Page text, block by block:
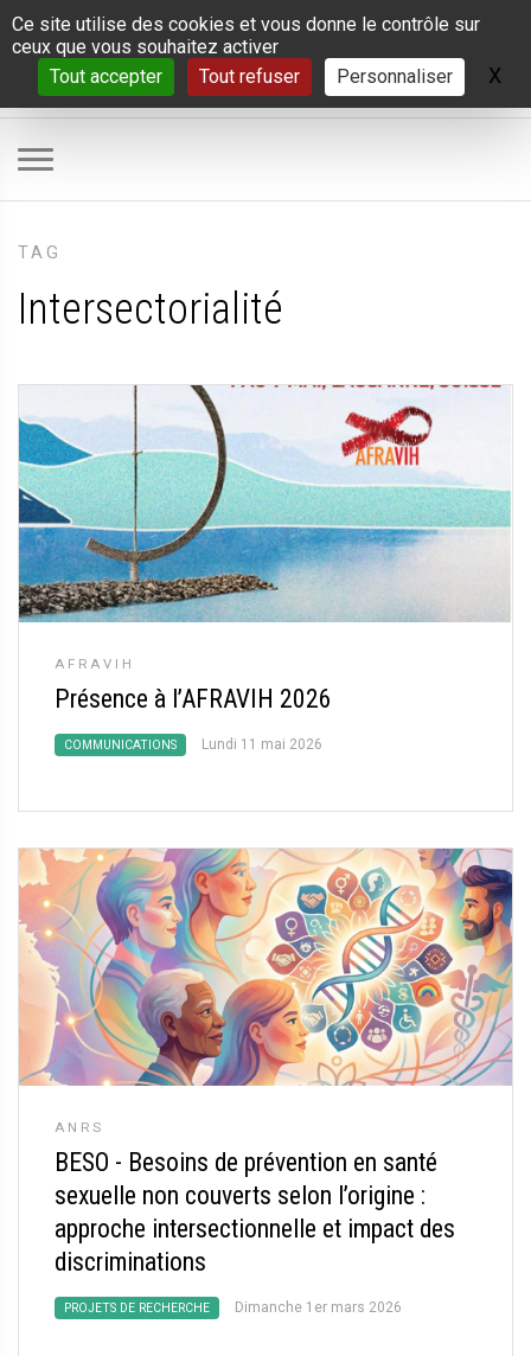
Panneau de gestion des cookies
Ce site utilise des cookies et vous donne le contrôle sur
ceux que vous souhaitez activer
Tout accepter
Tout refuser Personnaliser X
TAG
Intersectorialité
AFRAVIH
Présence à l’AFRAVIH 2026
COMMUNICATIONS Lundi 11 mai 2026
ANRS
BESO - Besoins de prévention en santé
sexuelle non couverts selon l’origine :
approche intersectionnelle et impact des
discriminations
PROJETS DE RECHERCHE Dimanche 1er mars 2026